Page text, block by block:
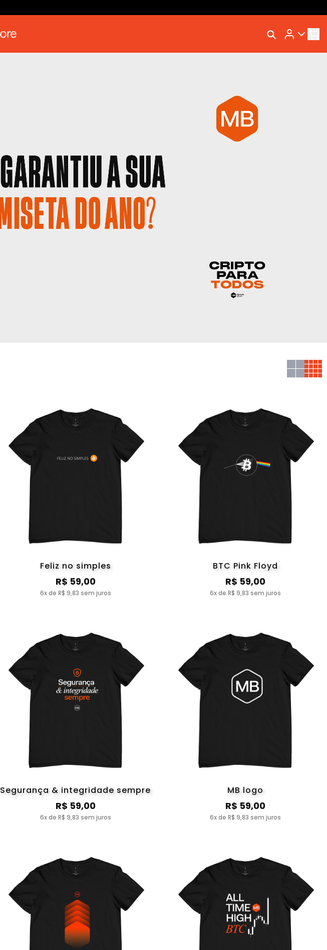
Avaliar Meu Pedido
Feliz no simples
R$ 59,00
6x de R$ 9,83 sem juros
BTC Pink Floyd
R$ 59,00
6x de R$ 9,83 sem juros
Segurança & integridade sempre
R$ 59,00
6x de R$ 9,83 sem juros
MB logo
R$ 59,00
6x de R$ 9,83 sem juros